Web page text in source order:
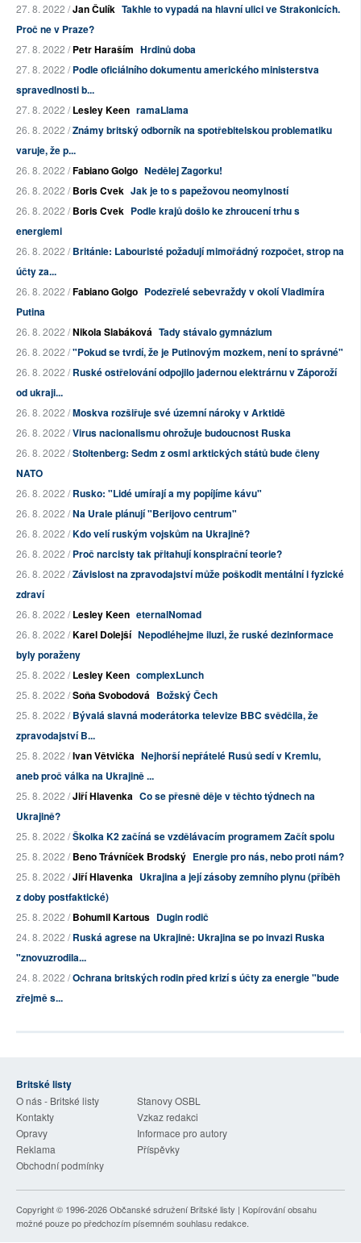
27. 8. 2022 /Jan Čulík Takhle to vypadá na hlavní ulici ve Strakonicích.
Proč ne v Praze?
27. 8. 2022 /Petr Haraším Hrdinů doba
27. 8. 2022 /Podle oficiálního dokumentu amerického ministerstva
spravedlnosti b...
27. 8. 2022 /Lesley Keen ramaLlama
26. 8. 2022 /Známy britský odborník na spotřebitelskou problematiku
varuje, že p...
26. 8. 2022 /Fabiano Golgo Nedělej Zagorku!
26. 8. 2022 /Boris Cvek Jak je to s papežovou neomylností
26. 8. 2022 /Boris Cvek Podle krajů došlo ke zhroucení trhu s
energiemi
26. 8. 2022 /Británie: Labouristé požadují mimořádný rozpočet, strop na
účty za...
26. 8. 2022 /Fabiano Golgo Podezřelé sebevraždy v okolí Vladimíra
Putina
26. 8. 2022 /Nikola Slabáková Tady stávalo gymnázium
26. 8. 2022 /"Pokud se tvrdí, že je Putinovým mozkem, není to správné"
26. 8. 2022 /Ruské ostřelování odpojilo jadernou elektrárnu v Záporoží
od ukraji...
26. 8. 2022 /Moskva rozšiřuje své územní nároky v Arktidě
26. 8. 2022 /Virus nacionalismu ohrožuje budoucnost Ruska
26. 8. 2022 /Stoltenberg: Sedm z osmi arktických států bude členy
NATO
26. 8. 2022 /Rusko: "Lidé umírají a my popíjíme kávu"
26. 8. 2022 /Na Urale plánují "Berijovo centrum"
26. 8. 2022 /Kdo velí ruským vojskům na Ukrajině?
26. 8. 2022 /Proč narcisty tak přitahují konspirační teorie?
26. 8. 2022 /Závislost na zpravodajství může poškodit mentální i fyzické
zdraví
26. 8. 2022 /Lesley Keen eternalNomad
26. 8. 2022 /Karel Dolejší Nepodléhejme iluzi, že ruské dezinformace
byly poraženy
25. 8. 2022 /Lesley Keen complexLunch
25. 8. 2022 /Soňa Svobodová Božský Čech
25. 8. 2022 /Bývalá slavná moderátorka televize BBC svědčila, že
zpravodajství B...
25. 8. 2022 /Ivan Větvička Nejhorší nepřátelé Rusů sedí v Kremlu,
aneb proč válka na Ukrajině ...
25. 8. 2022 /Jiří Hlavenka Co se přesně děje v těchto týdnech na
Ukrajině?
25. 8. 2022 /Školka K2 začíná se vzdělávacím programem Začít spolu
25. 8. 2022 /Beno Trávníček Brodský Energie pro nás, nebo proti nám?
25. 8. 2022 /Jiří Hlavenka Ukrajina a její zásoby zemního plynu (příběh
z doby postfaktické)
25. 8. 2022 /Bohumil Kartous Dugin rodič
24. 8. 2022 /Ruská agrese na Ukrajině: Ukrajina se po invazi Ruska
"znovuzrodila...
24. 8. 2022 /Ochrana britských rodin před krizí s účty za energie "bude
zřejmě s...
Britské listy
O nás - Britské listy
Stanovy OSBL
Kontakty
Vzkaz redakci
Opravy
Informace pro autory
Reklama
Příspěvky
Obchodní podmínky
Copyright © 1996-2026Občanské sdružení Britské listy | Kopírování obsahu
možné pouze po předchozím písemném souhlasu redakce.